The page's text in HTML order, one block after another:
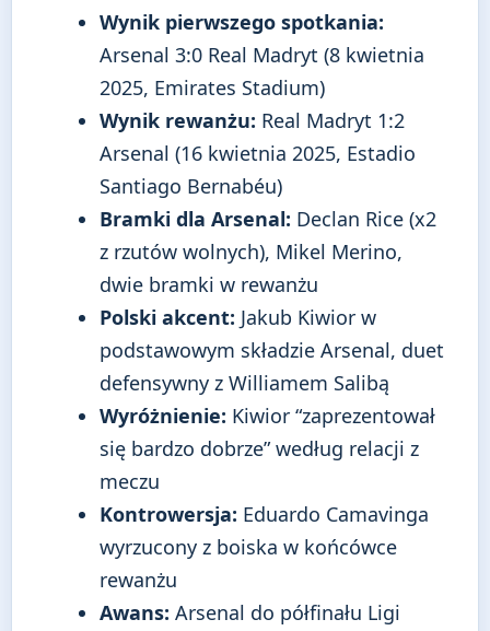
Wynik pierwszego spotkania:
Arsenal 3:0 Real Madryt (8 kwietnia
2025, Emirates Stadium)
Wynik rewanżu: Real Madryt 1:2
Arsenal (16 kwietnia 2025, Estadio
Santiago Bernabéu)
Bramki dla Arsenal: Declan Rice (x2
z rzutów wolnych), Mikel Merino,
dwie bramki w rewanżu
Polski akcent: Jakub Kiwior w
podstawowym składzie Arsenal, duet
defensywny z Williamem Salibą
Wyróżnienie: Kiwior “zaprezentował
się bardzo dobrze” według relacji z
meczu
Kontrowersja: Eduardo Camavinga
wyrzucony z boiska w końcówce
rewanżu
Awans: Arsenal do półfinału Ligi